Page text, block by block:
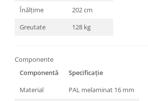
Înălțime
202 cm
Greutate
128 kg
Componente
Componentă
Specificație
Material
PAL melaminat 16 mm